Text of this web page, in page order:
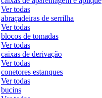
Ver todas
abraçadeiras de serrilha
Ver todas
blocos de tomadas
Ver todas
caixas de derivação
Ver todas
conetores estanques
Ver todas
bucins